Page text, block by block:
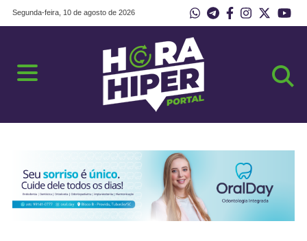
Segunda-feira, 10 de agosto de 2026